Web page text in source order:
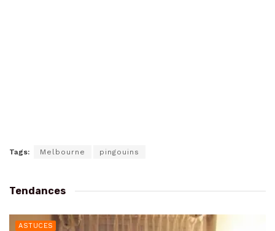
Tags: Melbourne pingouins
Tendances
ASTUCES